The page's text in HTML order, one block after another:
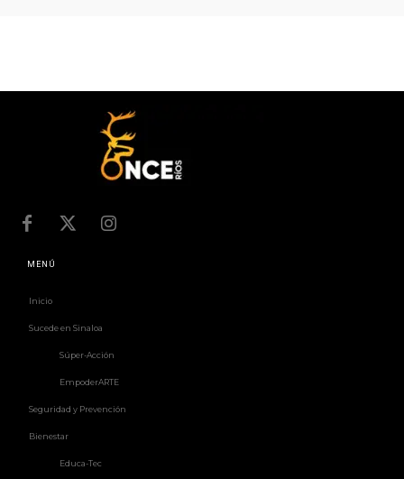
MENÚ
Inicio
Sucede en Sinaloa
Súper-Acción
EmpoderARTE
Seguridad y Prevención
Bienestar
Educa-Tec